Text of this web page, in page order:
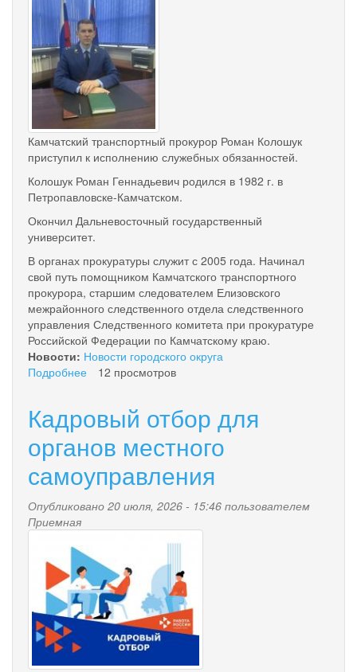
Камчатский транспортный прокурор Роман Колошук
приступил к исполнению служебных обязанностей.
Колошук Роман Геннадьевич родился в 1982 г. в
Петропавловске-Камчатском.
Окончил Дальневосточный государственный
университет.
В органах прокуратуры служит с 2005 года. Начинал
свой путь помощником Камчатского транспортного
прокурора, старшим следователем Елизовского
межрайонного следственного отдела следственного
управления Следственного комитета при прокуратуре
Российской Федерации по Камчатскому краю.
Новости: Новости городского округа
Подробнее
назначен
транспортный
12 просмотров
Кадровый отбор для
органов местного
самоуправления
Опубликовано 20 июля, 2026 - 15:46 пользователем
Приемная
kadrovyy_otbor.jpg